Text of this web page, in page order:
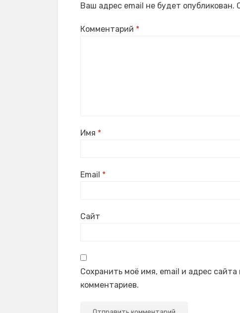
Ваш адрес email не будет опубликован.
Комментарий *
Имя *
Email *
Сайт
Сохранить моё имя, email и адрес
комментариев.